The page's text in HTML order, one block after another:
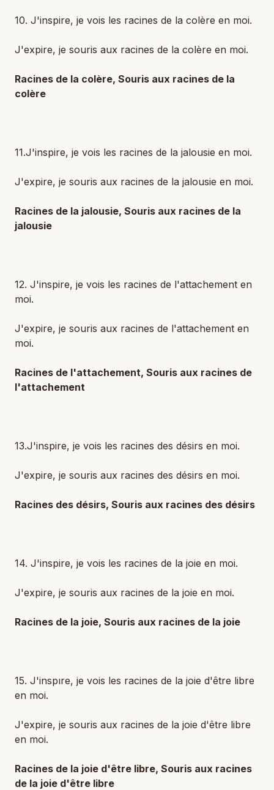
10. J'inspire, je vois les racines de la colère en moi.
J'expire, je souris aux racines de la colère en moi.
Racines de la colère, Souris aux racines de la
colère
11.J'inspire, je vois les racines de la jalousie en moi.
J'expire, je souris aux racines de la jalousie en moi.
Racines de la jalousie, Souris aux racines de la
jalousie
12. J'inspire, je vois les racines de l'attachement en
moi.
J'expire, je souris aux racines de l'attachement en
moi.
Racines de l'attachement, Souris aux racines de
l'attachement
13.J'inspire, je vois les racines des désirs en moi.
J'expire, je souris aux racines des désirs en moi.
Racines des désirs, Souris aux racines des désirs
14. J'inspire, je vois les racines de la joie en moi.
J'expire, je souris aux racines de la joie en moi.
Racines de la joie, Souris aux racines de la joie
15. J'inspıre, je vois les racines de la joie d'être libre
en moi.
J'expire, je souris aux racines de la joie d'être libre
en moi.
Racines de la joie d'être libre, Souris aux racines
de la joie d'être libre